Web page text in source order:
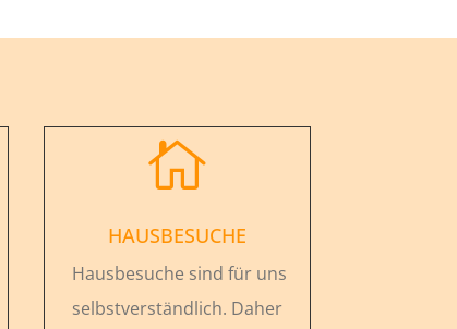

HAUSBESUCHE
Hausbesuche sind für uns
selbstverständlich. Daher